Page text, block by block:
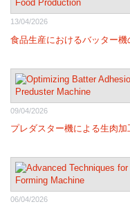
13/04/2026
食品生産におけるバッター
09/04/2026
プレダスター機による生肉
06/04/2026